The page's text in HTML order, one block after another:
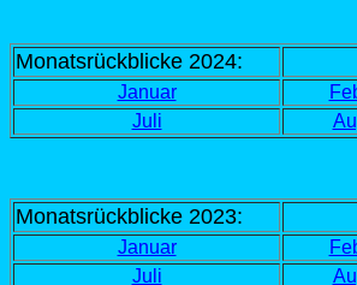
Monatsrückblicke 2024:
Januar
Juli
Monatsrückblicke 2023:
Januar
Juli